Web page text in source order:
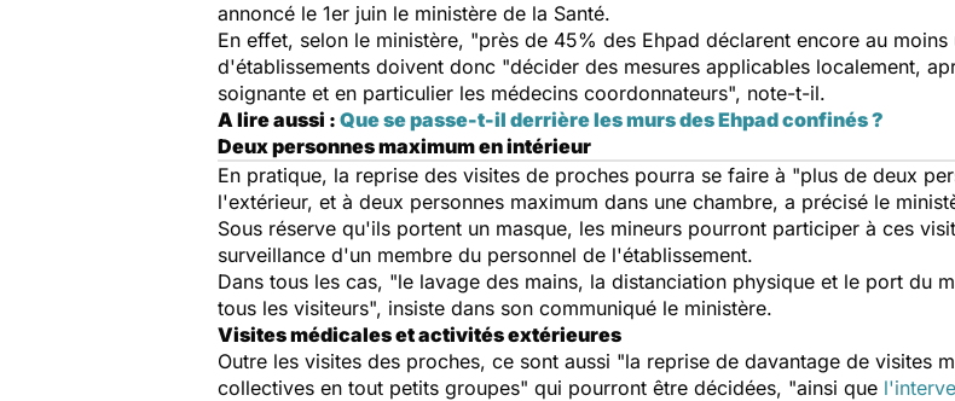
annoncé le 1er juin le ministère de la Santé.
En effet, selon le ministère, "près de 45% des Ehpad déclarent encore au moins
d'établissements doivent donc "décider des mesures applicables localement,
soignante et en particulier les médecins coordonnateurs", note-t-il.
A lire aussi : Que se passe-t-il derrière les murs des Ehpad confinés ?
Deux personnes maximum en intérieur
En pratique, la reprise des visites de proches pourra se faire à "plus de deux
l'extérieur, et à deux personnes maximum dans une chambre, a précisé le
Sous réserve qu'ils portent un masque, les mineurs pourront participer à ces
surveillance d'un membre du personnel de l'établissement.
Dans tous les cas, "le lavage des mains, la distanciation physique et le port du
tous les visiteurs", insiste dans son communiqué le ministère.
Visites médicales et activités extérieures
Outre les visites des proches, ce sont aussi "la reprise de davantage de visites
collectives en tout petits groupes" qui pourront être décidées, "ainsi que